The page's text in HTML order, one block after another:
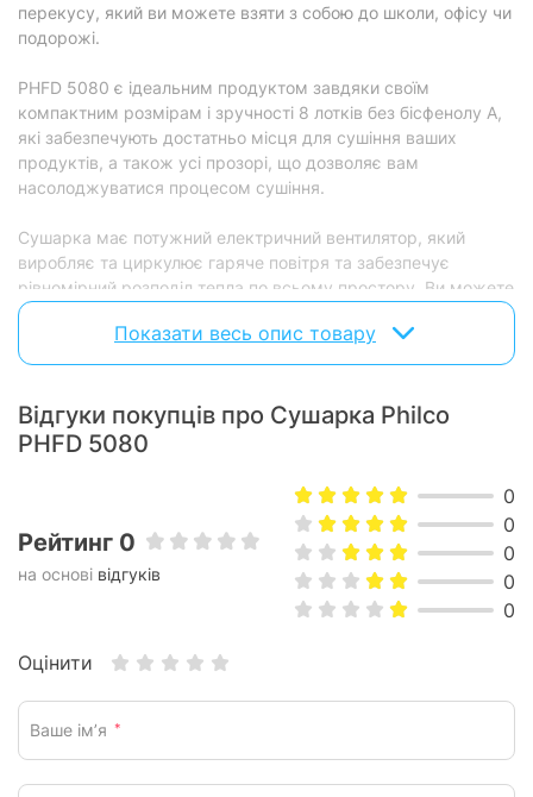
перекусу, який ви можете взяти з собою до школи, офісу чи
подорожі.
PHFD 5080 є ідеальним продуктом завдяки своїм
компактним розмірам і зручності 8 лотків без бісфенолу А,
які забезпечують достатньо місця для сушіння ваших
продуктів, а також усі прозорі, що дозволяє вам
насолоджуватися процесом сушіння.
Сушарка має потужний електричний вентилятор, який
виробляє та циркулює гаряче повітря та забезпечує
рівномірний розподіл тепла по всьому простору. Ви можете
встановити температуру в діапазоні від 35°C до 70°C і час
від 1 години до 48 годин.
підходить для фруктів, овочів, грибів, трав, квітів, хліба,
м’яса або риби.
Показати весь опис товару
Відгуки покупців про Сушарка Philco
PHFD 5080
Рейтинг 0
на основі відгуків
0
0
0
0
0
Оцінити
Ваше ім’я *